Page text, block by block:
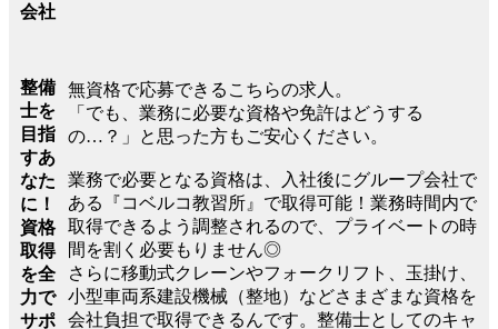
会社
整備
士を
目指
すあ
なた
に！
資格
取得
を全
力で
サポ
無資格で応募できるこちらの求人。
「でも、業務に必要な資格や免許はどうする
の…？」と思った方もご安心ください。
業務で必要となる資格は、入社後にグループ会社で
ある『コベルコ教習所』で取得可能！業務時間内で
取得できるよう調整されるので、プライベートの時
間を割く必要もりません◎
さらに移動式クレーンやフォークリフト、玉掛け、
小型車両系建設機械（整地）などさまざまな資格を
会社負担で取得できるんです。整備士としてのキャ